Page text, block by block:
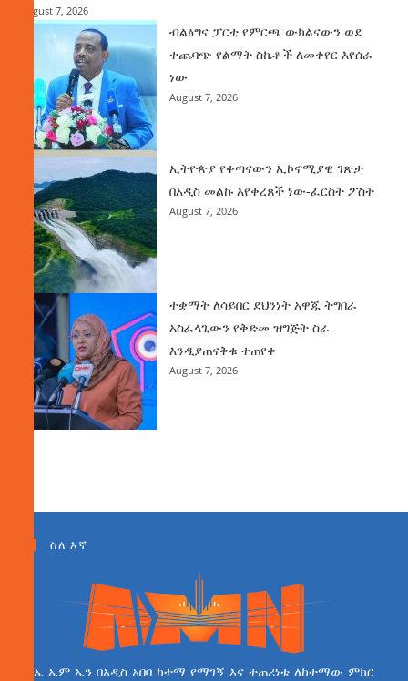
August 7, 2026
ብልፅግና ፓርቲ የምርጫ ውክልናውን ወደ
ተጨባጭ የልማት ስኬቶች ለመቀየር እየሰራ
ነው
August 7, 2026
ኢትዮጵያ የቀጣናውን ኢኮኖሚያዊ ገጽታ
በአዲስ መልኩ እየቀረጸች ነው-ፈርስት ፖስት
August 7, 2026
ተቋማት ለሳይበር ደህንነት አዋጁ ትግበራ
አስፈላጊውን የቅድመ ዝግጅት ስራ
እንዲያጠናቅቁ ተጠየቀ
August 7, 2026
ስለ እኛ
ኤ ኤም ኤን በአዲስ አበባ ከተማ የማገኝ እና ተጠሪነቱ ለከተማው ምክር